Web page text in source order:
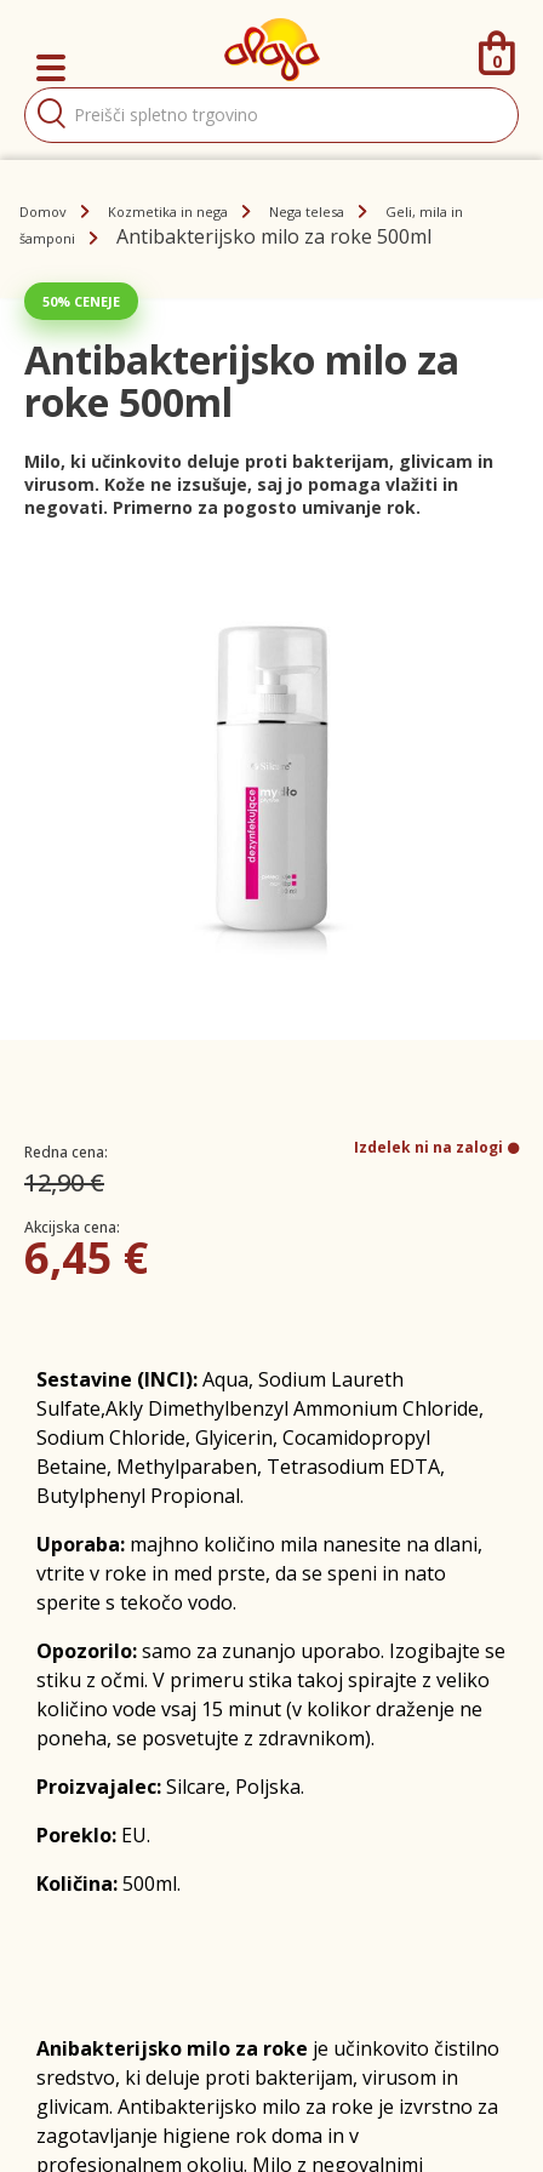
Products
search
0
Domov Kozmetika in nega Nega telesa
Geli, mila in
šamponi
Antibakterijsko milo za roke 500ml
50% CENEJE
Antibakterijsko milo za
roke 500ml
Milo, ki učinkovito deluje proti bakterijam, glivicam in
virusom. Kože ne izsušuje, saj jo pomaga vlažiti in
negovati. Primerno za pogosto umivanje rok.
Redna cena:
12,90 €
Akcijska cena:
6,45 €
Izdelek ni na zalogi
Sestavine (INCI):Aqua, Sodium Laureth
Sulfate,Akly Dimethylbenzyl Ammonium Chloride,
Sodium Chloride, Glyicerin, Cocamidopropyl
Betaine, Methylparaben, Tetrasodium EDTA,
Butylphenyl Propional.
Uporaba: majhno količino mila nanesite na dlani,
vtrite v roke in med prste, da se speni in nato
sperite s tekočo vodo.
Opozorilo:samo za zunanjo uporabo. Izogibajte se
stiku z očmi. V primeru stika takoj spirajte z veliko
količino vode vsaj 15 minut (v kolikor draženje ne
poneha, se posvetujte z zdravnikom).
Proizvajalec:Silcare, Poljska.
Poreklo: EU.
Količina:500ml.
Anibakterijsko milo za roke je učinkovito čistilno
sredstvo, ki deluje proti bakterijam, virusom in
glivicam. Antibakterijsko milo za roke je izvrstno za
zagotavljanje higiene rok doma in v
profesionalnem okolju. Milo z negovalnimi